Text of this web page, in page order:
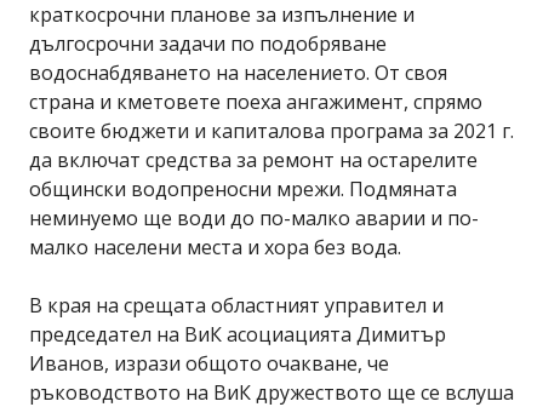
краткосрочни планове за изпълнение и
дългосрочни задачи по подобряване
водоснабдяването на населението. От своя
страна и кметовете поеха ангажимент, спрямо
своите бюджети и капиталова програма за 2021 г.
да включат средства за ремонт на остарелите
общински водопреносни мрежи. Подмяната
неминуемо ще води до по-малко аварии и по-
малко населени места и хора без вода.
В края на срещата областният управител и
председател на ВиК асоциацията Димитър
Иванов, изрази общото очакване, че
ръководството на ВиК дружеството ще се вслуша